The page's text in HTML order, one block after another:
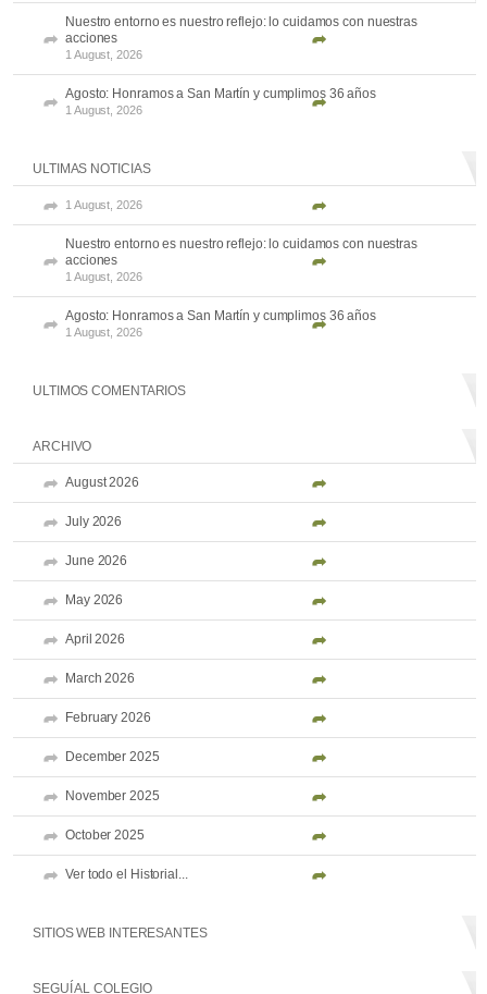
Nuestro entorno es nuestro reflejo: lo cuidamos con nuestras
acciones
1 August, 2026
Agosto: Honramos a San Martín y cumplimos 36 años
1 August, 2026
ULTIMAS NOTICIAS
1 August, 2026
Nuestro entorno es nuestro reflejo: lo cuidamos con nuestras
acciones
1 August, 2026
Agosto: Honramos a San Martín y cumplimos 36 años
1 August, 2026
ULTIMOS COMENTARIOS
ARCHIVO
August 2026
July 2026
June 2026
May 2026
April 2026
March 2026
February 2026
December 2025
November 2025
October 2025
Ver todo el Historial...
SITIOS WEB INTERESANTES
SEGUÍ AL COLEGIO